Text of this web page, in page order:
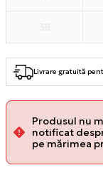
Livrare gratuită
Produsul nu
notificat
pe mărimea